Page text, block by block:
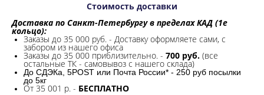
Стоимость доставки
Доставка по Санкт-Петербургу в пределах КАД (1е
кольцо):
Заказы до 35 000 руб. - Доставку оформляете сами, с
забором из нашего офиса
Заказы до 35 000 приблизительно. - 700 руб. (все
остальные ТК - самовывоз с нашего склада)
До СДЭКа, 5POST или Почта России* - 250 руб посылки
до 5кг
От 35 001 р. - БЕСПЛАТНО